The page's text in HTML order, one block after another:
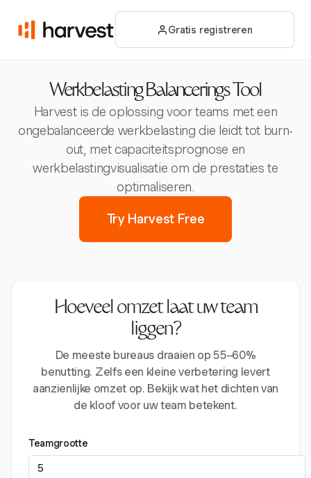
Gratis registreren
Werkbelasting Balancerings Tool
Harvest is de oplossing voor teams met een
ongebalanceerde werkbelasting die leidt tot burn-
out, met capaciteitsprognose en
werkbelastingvisualisatie om de prestaties te
optimaliseren.
Try Harvest Free
Hoeveel omzet laat uw team
liggen?
De meeste bureaus draaien op 55–60%
benutting. Zelfs een kleine verbetering levert
aanzienlijke omzet op. Bekijk wat het dichten van
de kloof voor uw team betekent.
Teamgrootte